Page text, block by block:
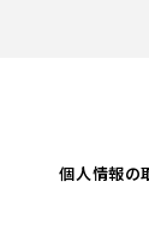
個人情報の